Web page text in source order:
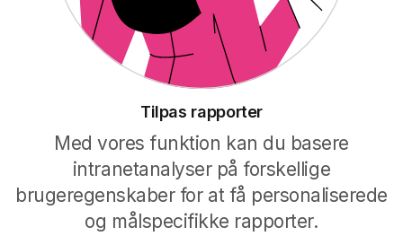
Tilpas rapporter
Med vores funktion kan du basere
intranetanalyser på forskellige
brugeregenskaber for at få personaliserede
og målspecifikke rapporter.